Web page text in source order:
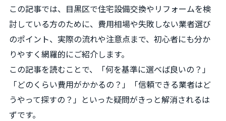
この記事では、目黒区で住宅設備交換やリフォームを検
討している方のために、費用相場や失敗しない業者選び
のポイント、実際の流れや注意点まで、初心者にも分か
りやすく網羅的にご紹介します。
この記事を読むことで、「何を基準に選べば良いの？」
「どのくらい費用がかかるの？」「信頼できる業者はど
うやって探すの？」といった疑問がきっと解消されるは
ずです。